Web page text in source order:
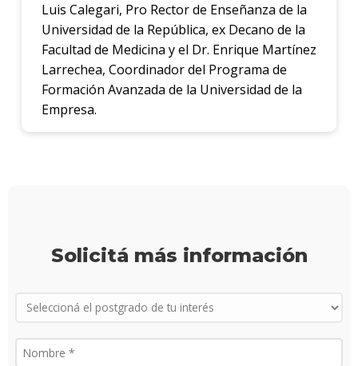
Luis Calegari, Pro Rector de Enseñanza de la
Universidad de la República, ex Decano de la
Facultad de Medicina y el Dr. Enrique Martínez
Larrechea, Coordinador del Programa de
Formación Avanzada de la Universidad de la
Empresa.
Solicitá más información